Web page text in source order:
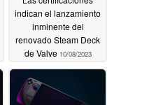
indican el lanzamiento
inminente del
renovado Steam Deck
de Valve 10/08/2023